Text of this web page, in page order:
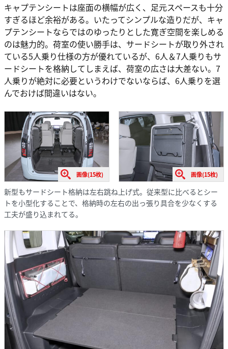
キャプテンシートは座面の横幅が広く、足元スペースも十分
すぎるほど余裕がある。いたってシンプルな造りだが、キャ
プテンシートならではのゆったりとした寛ぎ空間を楽しめる
のは魅力的。荷室の使い勝手は、サードシートが取り外され
ている5人乗り仕様の方が優れているが、6人＆7人乗りもサ
ードシートを格納してしまえば、荷室の広さは大差ない。7
人乗りが絶対に必要というわけでないならば、6人乗りを選
んでおけば間違いはない。
画像(15枚) 画像(15枚)
新型もサードシート格納は左右跳ね上げ式。従来型に比べるとシー
トを小型化することで、格納時の左右の出っ張り具合を少なくする
工夫が盛り込まれてる。